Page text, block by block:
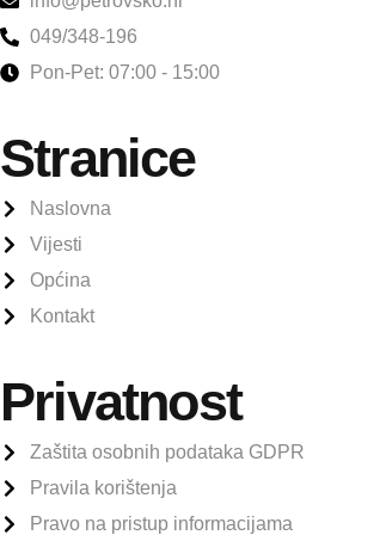
049/348-196
Pon-Pet: 07:00 - 15:00
Stranice
Naslovna
Vijesti
Općina
Kontakt
Privatnost
Zaštita osobnih podataka GDPR
Pravila korištenja
Pravo na pristup informacijama